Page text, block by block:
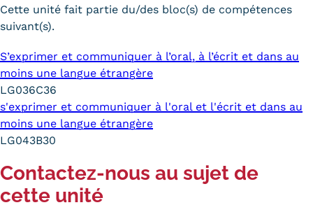
Cette unité fait partie du/des bloc(s) de compétences
suivant(s).
S’exprimer et communiquer à l’oral, à l’écrit et dans au
moins une langue étrangère
LG036C36
s'exprimer et communiquer à l'oral et l'écrit et dans au
moins une langue étrangère
LG043B30
Contactez-nous au sujet de
cette unité